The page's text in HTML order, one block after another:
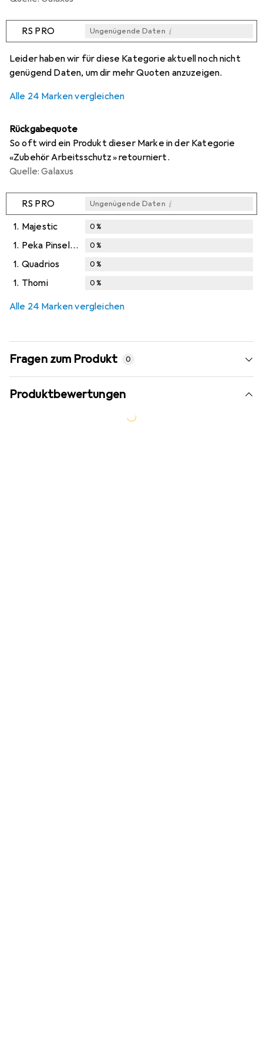
RS PRO Ungenügende Daten i
Leider haben wir für diese Kategorie aktuell noch nicht
genügend Daten, um dir mehr Quoten anzuzeigen.
Alle 24 Marken vergleichen
Rückgabequote
So oft wird ein Produkt dieser Marke in der Kategorie
«Zubehör Arbeitsschutz» retourniert.
Quelle: Galaxus
RS PRO Ungenügende Daten i
1. Majestic 0%
1. Peka Pinselfabrik 0%
1. Quadrios 0%
1. Thomi 0%
Alle 24 Marken vergleichen
Fragen zum Produkt 0
Produktbewertungen